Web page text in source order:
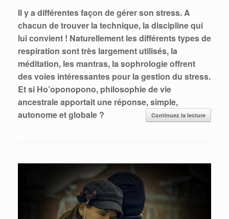
Il y a différentes façon de gérer son stress. A
chacun de trouver la technique, la discipline qui
lui convient ! Naturellement les différents types de
respiration sont très largement utilisés, la
méditation, les mantras, la sophrologie offrent
des voies intéressantes pour la gestion du stress.
Et si Ho’oponopono, philosophie de vie
ancestrale apportait une réponse, simple,
autonome et globale ?
Continuez la lecture